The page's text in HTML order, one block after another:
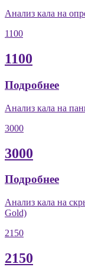
Анализ кала на
1100
1100
Подробнее
Анализ кала на
3000
3000
Подробнее
Анализ кала на
Gold)
2150
2150